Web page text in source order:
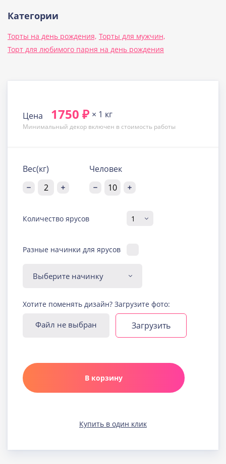
Категории
Торты на день рождения, Торты для мужчин,
Торт для любимого парня на день рождения
Цена 1750 ₽ × 1 кг
Минимальный декор включен в стоимость работы
Вес(кг) Человек
Количество ярусов
Разные начинки для ярусов
Диабетическая-
безглютеновая начинка
Узнать подробнее о начинке
Йогуртовая с ягодами
Узнать подробнее о начинке
Карамельная
Узнать подробнее о начинке
(постная)
Хотите поменять дизайн? Загрузите фото:
Файл не выбран Загрузить
В корзину
Купить в один клик